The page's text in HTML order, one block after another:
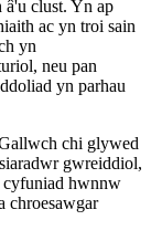
clust. Yn ap
ac yn troi sain
yn
neu pan
yn parhau
chi glywed
gwreiddiol,
cyfuniad hwnnw
chroesawgar